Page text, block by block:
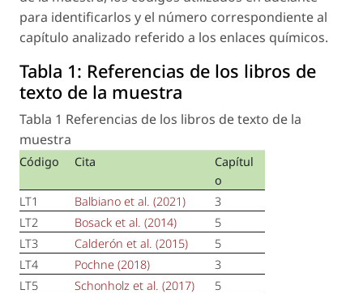
para identificarlos y el número correspondiente al
capítulo analizado referido a los enlaces químicos.
Tabla 1: Referencias de los libros de
texto de la muestra
Tabla 1 Referencias de los libros de texto de la
muestra
Código Cita
Capítul
o
LT1
Balbiano et al. (2021)
3
LT2
Bosack et al. (2014)
5
LT3
Calderón et al. (2015)
5
LT4
Pochne (2018)
3
LT5
Schonholz et al. (2017)
5